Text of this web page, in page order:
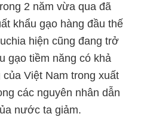
2 năm vừa qua đã
khẩu gạo hàng đầu thế
hiện cũng đang trở
gạo tiềm năng có khả
Việt Nam trong xuất
các nguyên nhân dẫn
nước ta giảm.